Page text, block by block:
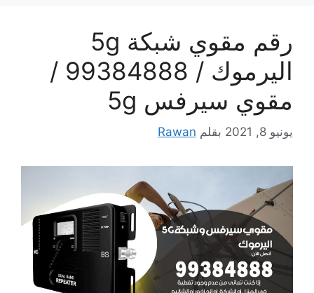
رقم مقوي شبكة 5g
اليرموك / 99384888 /
مقوي سيرفس 5g
يونيو 8, 2021 بقلم Rawan